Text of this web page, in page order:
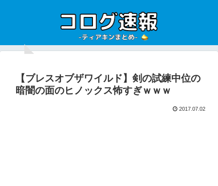
【ブレスオブザワイルド】剣の試練中位の
暗闇の面のヒノックス怖すぎｗｗｗ
2017.07.02